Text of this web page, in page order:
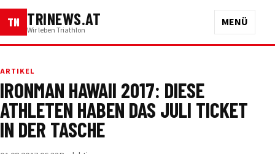
TN TRINEWS.AT
Wir leben Triathlon
MENÜ
ARTIKEL
IRONMAN HAWAII 2017: DIESE
ATHLETEN HABEN DAS JULI TICKET
IN DER TASCHE